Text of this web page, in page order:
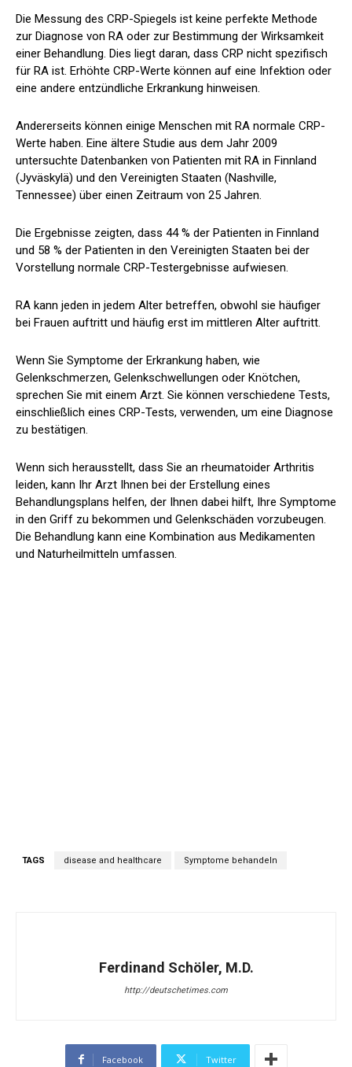
Die Messung des CRP-Spiegels ist keine perfekte Methode
zur Diagnose von RA oder zur Bestimmung der Wirksamkeit
einer Behandlung. Dies liegt daran, dass CRP nicht spezifisch
für RA ist. Erhöhte CRP-Werte können auf eine Infektion oder
eine andere entzündliche Erkrankung hinweisen.
Andererseits können einige Menschen mit RA normale CRP-
Werte haben. Eine ältere Studie aus dem Jahr 2009
untersuchte Datenbanken von Patienten mit RA in Finnland
(Jyväskylä) und den Vereinigten Staaten (Nashville,
Tennessee) über einen Zeitraum von 25 Jahren.
Die Ergebnisse zeigten, dass 44 % der Patienten in Finnland
und 58 % der Patienten in den Vereinigten Staaten bei der
Vorstellung normale CRP-Testergebnisse aufwiesen.
RA kann jeden in jedem Alter betreffen, obwohl sie häufiger
bei Frauen auftritt und häufig erst im mittleren Alter auftritt.
Wenn Sie Symptome der Erkrankung haben, wie
Gelenkschmerzen, Gelenkschwellungen oder Knötchen,
sprechen Sie mit einem Arzt. Sie können verschiedene Tests,
einschließlich eines CRP-Tests, verwenden, um eine Diagnose
zu bestätigen.
Wenn sich herausstellt, dass Sie an rheumatoider Arthritis
leiden, kann Ihr Arzt Ihnen bei der Erstellung eines
Behandlungsplans helfen, der Ihnen dabei hilft, Ihre Symptome
in den Griff zu bekommen und Gelenkschäden vorzubeugen.
Die Behandlung kann eine Kombination aus Medikamenten
und Naturheilmitteln umfassen.
TAGS disease and healthcare Symptome behandeln
Ferdinand Schöler, M.D.
http://deutschetimes.com
Facebook Twitter